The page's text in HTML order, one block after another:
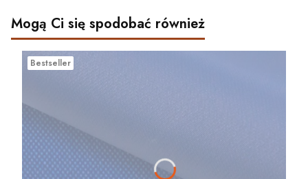
Mogą Ci się spodobać również
Bestseller